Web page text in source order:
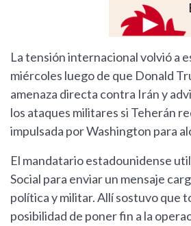
La tensión internacional volvió a
miércoles luego de que Donald
amenaza directa contra Irán y
los ataques militares si Teherán
impulsada por Washington para
El mandatario estadounidense
Social para enviar un mensaje
política y militar. Allí sostuvo que
posibilidad de poner fin a la